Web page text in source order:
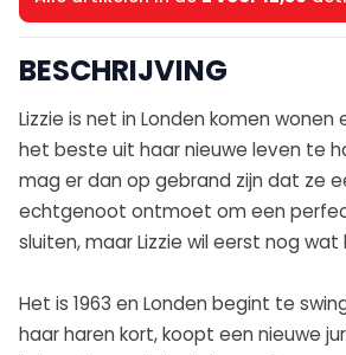
BESCHRIJVING
Lizzie is net in Londen komen
het beste uit haar nieuwe leven te
mag er dan op gebrand zijn dat ze
echtgenoot ontmoet om een
sluiten, maar Lizzie wil eerst nog wat
Het is 1963 en Londen begint te
haar haren kort, koopt een nieuwe